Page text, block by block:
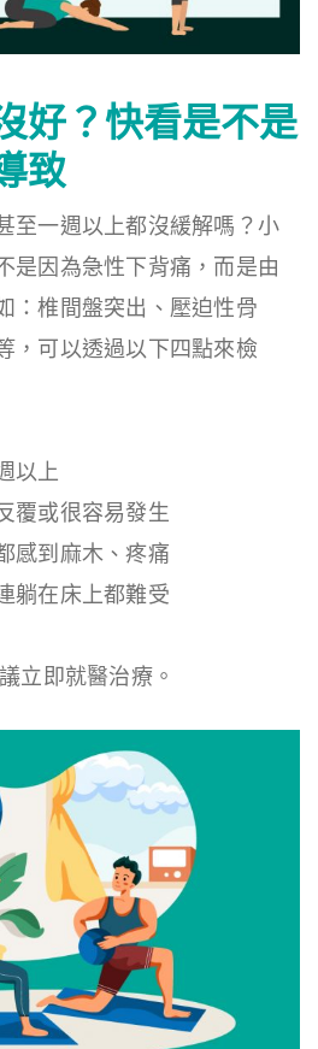
好？快看是不是
致
至一週以上都沒緩解嗎？小
是因為急性下背痛，而是由
：椎間盤突出、壓迫性骨
，可以透過以下四點來檢
以上
覆或很容易發生
感到麻木、疼痛
躺在床上都難受
立即就醫治療。